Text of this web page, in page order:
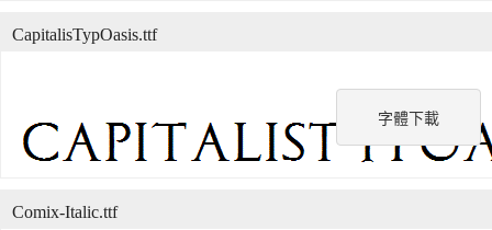
字體下載
CapitalisTypOasis.ttf
Comix-Italic.ttf